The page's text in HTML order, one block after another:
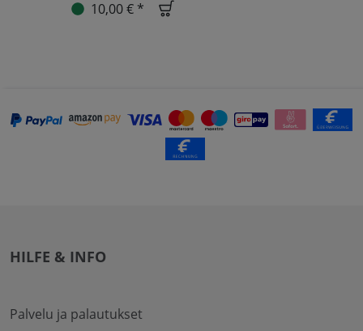
10,00 € *
HILFE & INFO
Palvelu ja palautukset